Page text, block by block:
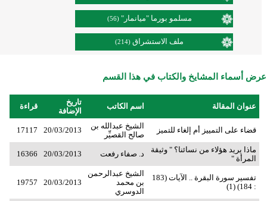
مسلمو بورما "ميانمار" (56)
ملف الاستشراق (214)
عرض أسماء المشايخ والكتاب في هذا القسم
عنوان المقالة اسم الكاتب
تاريخ
الإضافة
قراءة
قضاء على التمييز أم إلغاء للتميز
الشيخ عبدالله بن
صالح القصيِّر
20/03/2013
17117
ماذا يريد هؤلاء من نسائنا؟ " وثيقة
المرأة "
د. صفاء رفعت 20/03/2013
16366
تفسير سورة البقرة .. الآيات (183
: 184) (1)
الشيخ عبدالرحمن
بن محمد
الدوسري
20/03/2013
19757